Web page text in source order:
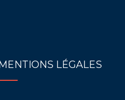
LÉGALES